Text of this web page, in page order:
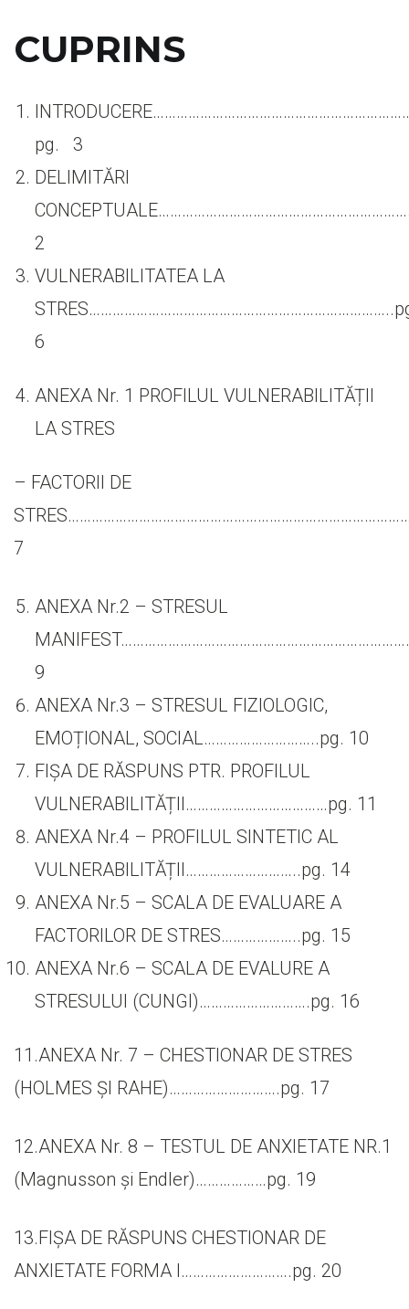
CUPRINS
pg. 3
DELIMITĂRI
2
VULNERABILITATEA LA
6
ANEXA Nr. 1 PROFILUL VULNERABILITĂȚII
LA STRES
– FACTORII DE
7
ANEXA Nr.2 – STRESUL
9
ANEXA Nr.3 – STRESUL FIZIOLOGIC,
EMOȚIONAL, SOCIAL………………………..pg. 10
FIȘA DE RĂSPUNS PTR. PROFILUL
VULNERABILITĂȚII………………………………pg. 11
ANEXA Nr.4 – PROFILUL SINTETIC AL
VULNERABILITĂȚII………………………..pg. 14
ANEXA Nr.5 – SCALA DE EVALUARE A
FACTORILOR DE STRES………………..pg. 15
ANEXA Nr.6 – SCALA DE EVALURE A
STRESULUI (CUNGI)……………………….pg. 16
11.ANEXA Nr. 7 – CHESTIONAR DE STRES
(HOLMES ȘI RAHE)……………………….pg. 17
12.ANEXA Nr. 8 – TESTUL DE ANXIETATE NR.1
(Magnusson și Endler)………………pg. 19
13.FIȘA DE RĂSPUNS CHESTIONAR DE
ANXIETATE FORMA I……………………….pg. 20